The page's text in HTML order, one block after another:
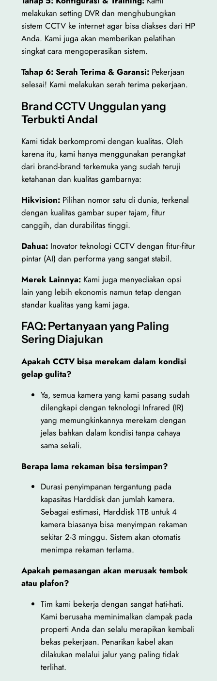
melakukan setting DVR dan menghubungkan
sistem CCTV ke internet agar bisa diakses dari HP
Anda. Kami juga akan memberikan pelatihan
singkat cara mengoperasikan sistem.
Tahap 6: Serah Terima & Garansi:Pekerjaan
selesai! Kami melakukan serah terima pekerjaan.
Brand CCTV Unggulan yang
Terbukti Andal
Kami tidak berkompromi dengan kualitas. Oleh
karena itu, kami hanya menggunakan perangkat
dari brand-brand terkemuka yang sudah teruji
ketahanan dan kualitas gambarnya:
Hikvision:Pilihan nomor satu di dunia, terkenal
dengan kualitas gambar super tajam, fitur
canggih, dan durabilitas tinggi.
Dahua:Inovator teknologi CCTV dengan fitur-fitur
pintar (AI) dan performa yang sangat stabil.
Merek Lainnya:Kami juga menyediakan opsi
lain yang lebih ekonomis namun tetap dengan
standar kualitas yang kami jaga.
FAQ: Pertanyaan yang Paling
Sering Diajukan
Apakah CCTV bisa merekam dalam kondisi
gelap gulita?
Ya, semua kamera yang kami pasang sudah
dilengkapi dengan teknologi Infrared (IR)
yang memungkinkannya merekam dengan
jelas bahkan dalam kondisi tanpa cahaya
sama sekali.
Berapa lama rekaman bisa tersimpan?
Durasi penyimpanan tergantung pada
kapasitas Harddisk dan jumlah kamera.
Sebagai estimasi, Harddisk 1TB untuk 4
kamera biasanya bisa menyimpan rekaman
sekitar 2-3 minggu. Sistem akan otomatis
menimpa rekaman terlama.
Apakah pemasangan akan merusak tembok
atau plafon?
Tim kami bekerja dengan sangat hati-hati.
Kami berusaha meminimalkan dampak pada
properti Anda dan selalu merapikan kembali
bekas pekerjaan. Penarikan kabel akan
dilakukan melalui jalur yang paling tidak
terlihat.